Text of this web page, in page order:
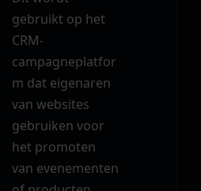
gebruikt op het
CRM-
campagneplatfor
m dat eigenaren
van websites
gebruiken voor
het promoten
van evenementen